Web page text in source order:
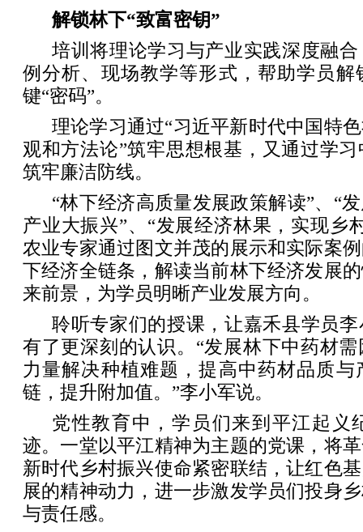
解锁林下“致富密钥”
培训将理论学习与产业实践深度融
例分析、现场教学等形式，帮助学员解
键“密码”。
理论学习通过“习近平新时代中国特
观和方法论”筑牢思想根基，又通过学
筑牢廉洁防线。
“林下经济高质量发展政策解读”、“
产业大振兴”、“发展经济林果，实现乡
农业专家通过图文并茂的展示和实际案
下经济全链条，解读当前林下经济发展
来前景，为学员明晰产业发展方向。
聆听专家们的授课，让嘉禾县学员
有了更深刻的认识。“发展林下中药材
力量解决种植难题，提高中药材品质
链，提升附加值。”李小军说。
党性教育中，学员们来到平江起义
迹。一堂以平江精神为主题的党课，将
新时代乡村振兴使命紧密联结，让红色
展的精神动力，进一步激发学员们投身
与责任感。